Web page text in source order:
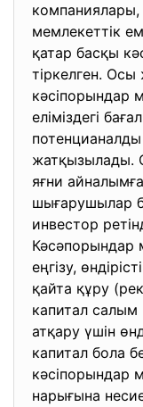
мемлекеттік
қатар басқы
тіркелген.
кәсіпорындар
еліміздегі
жатқызылады.
яғни
шығарушылар
инвестор
Кәсәпорындар
еңгізу,
қайта құру
капитал
атқару үшін
капитал бола
кәсіпорындар
нарығына